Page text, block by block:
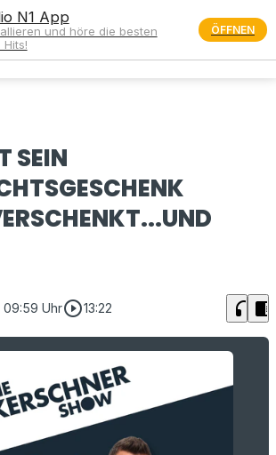
menu
SEIN
09:59 Uhrplay_circle_outline13:22 headphones chrome_reader_mode
N1 App
und höre die besten
ÖFFNEN